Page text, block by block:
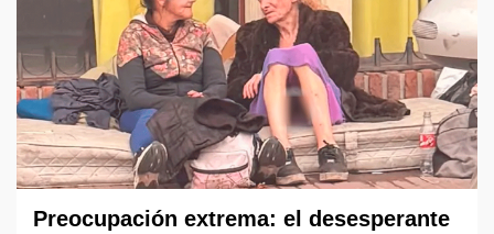
Preocupación extrema: el desesperante